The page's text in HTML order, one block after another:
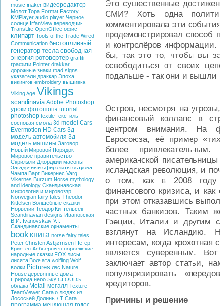
music maker видеоредактор
Молот Тора Format Factory
KMPlayer audio player Черное
солнце IrfanView переводчик
TransLite OpenOffice офис
клипарт Tools of the Trade Wired
Communication бестопливный
генератор тесла свободная
энергия ротовертер graffiti
графити Pointer drakkar
дорожные знаки road signs
указатели драккар Эпоха
викингов embroidery вышивка
Viking Age Vikings
scandinavia Adobe Photoshop
уроки фотошопа tutorial
photoshop textile текстиль
сосновая смола 3d model Cars
Evermotion HD Cars 3д
модель автомобиля 3д
модель машины Заговор
Новый Мировой Порядок
Мировое правительство
Скрижали Джорджии масоны
Загадочные сферолиты острова
Чампа Варг Викернес Varg
Vikernes Burzum Norse mythology
and ideology Скандинавская
мифология и мировоззр
Norwegian fairy tales Theodor
Kittelsen Волшебные сказки
Норвегии Теодор Киттельсен
Scandinavian designs Ивановская
В.И.
Ivanovskaiy V.I.
Скандинавские орнаменты
book книга norse fairy tales
Peter Christen Asbjørnsen Петер
Кристен Асбьёрнсен норвежские
народные сказки FOX лисы
лисята Волчата wolfling Wolf
волки Pictures лес Nature
House деревянные дома
Природа небо Sky CLOUDS
облака Metall металл Texture
TeamViewer Сага о людях из
Лососьей Долины / T Сага
программа меняющая голос
Это существенные
СМИ? Хоть одна
комментировала эти
продемонстрировал
и контролёров
бы, так это то, чтобы вы
освободиться от своих
подальше - так они и вышли
Остров, несмотря на
финансовый коллапс в
центром внимания. На
Евросоюза, её пример
более
американской
исландская революция, и
о том, как в 2008 году
финансового кризиса, и
при этом отказавшись
частных банкиров. Таким
Греции, Италии и другим
взглянут на Исландию.
интересам, когда крохотная
является суверенным.
заключает автор статьи,
популяризировать
кредиторов.
Причины и решение